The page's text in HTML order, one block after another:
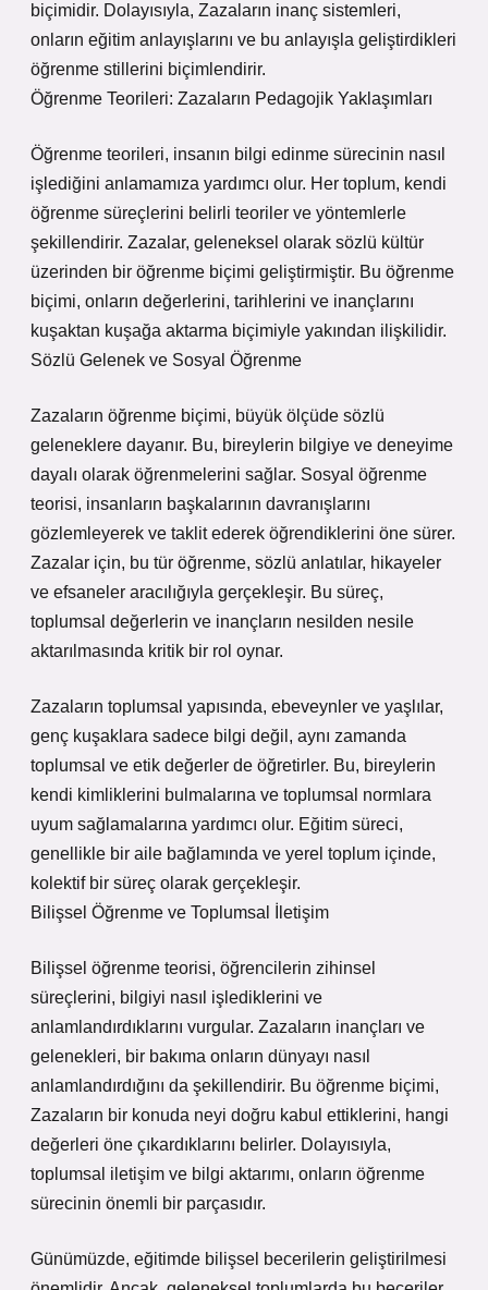
biçimidir. Dolayısıyla, Zazaların inanç sistemleri,
onların eğitim anlayışlarını ve bu anlayışla geliştirdikleri
öğrenme stillerini biçimlendirir.
Öğrenme Teorileri: Zazaların Pedagojik Yaklaşımları
Öğrenme teorileri, insanın bilgi edinme sürecinin nasıl
işlediğini anlamamıza yardımcı olur. Her toplum, kendi
öğrenme süreçlerini belirli teoriler ve yöntemlerle
şekillendirir. Zazalar, geleneksel olarak sözlü kültür
üzerinden bir öğrenme biçimi geliştirmiştir. Bu öğrenme
biçimi, onların değerlerini, tarihlerini ve inançlarını
kuşaktan kuşağa aktarma biçimiyle yakından ilişkilidir.
Sözlü Gelenek ve Sosyal Öğrenme
Zazaların öğrenme biçimi, büyük ölçüde sözlü
geleneklere dayanır. Bu, bireylerin bilgiye ve deneyime
dayalı olarak öğrenmelerini sağlar. Sosyal öğrenme
teorisi, insanların başkalarının davranışlarını
gözlemleyerek ve taklit ederek öğrendiklerini öne sürer.
Zazalar için, bu tür öğrenme, sözlü anlatılar, hikayeler
ve efsaneler aracılığıyla gerçekleşir. Bu süreç,
toplumsal değerlerin ve inançların nesilden nesile
aktarılmasında kritik bir rol oynar.
Zazaların toplumsal yapısında, ebeveynler ve yaşlılar,
genç kuşaklara sadece bilgi değil, aynı zamanda
toplumsal ve etik değerler de öğretirler. Bu, bireylerin
kendi kimliklerini bulmalarına ve toplumsal normlara
uyum sağlamalarına yardımcı olur. Eğitim süreci,
genellikle bir aile bağlamında ve yerel toplum içinde,
kolektif bir süreç olarak gerçekleşir.
Bilişsel Öğrenme ve Toplumsal İletişim
Bilişsel öğrenme teorisi, öğrencilerin zihinsel
süreçlerini, bilgiyi nasıl işlediklerini ve
anlamlandırdıklarını vurgular. Zazaların inançları ve
gelenekleri, bir bakıma onların dünyayı nasıl
anlamlandırdığını da şekillendirir. Bu öğrenme biçimi,
Zazaların bir konuda neyi doğru kabul ettiklerini, hangi
değerleri öne çıkardıklarını belirler. Dolayısıyla,
toplumsal iletişim ve bilgi aktarımı, onların öğrenme
sürecinin önemli bir parçasıdır.
Günümüzde, eğitimde bilişsel becerilerin geliştirilmesi